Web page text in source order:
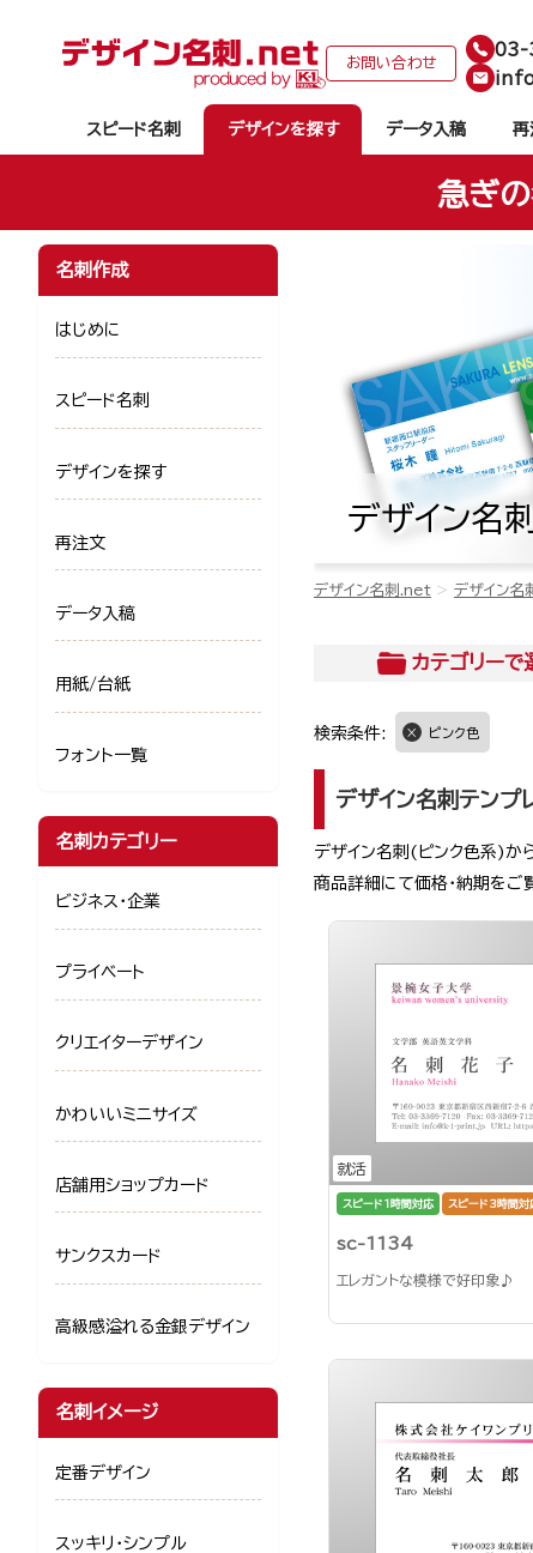
お問い合わせ
03-
スピード名刺 デザインを探す データ入稿 再
急ぎ
デザイン名
デザイン名刺.net デザイン名
カテゴリーで
検索条件: ピンク色
デザイン名刺テンプ
デザイン名刺(ピンク色系)か
商品詳細にて価格・納期をご
就活
スピード1時間対応 スピード3時間対
sc-1134
エレガントな模様で好印象♪
名刺作成
はじめに
スピード名刺
デザインを探す
再注文
データ入稿
用紙/台紙
フォント一覧
名刺カテゴリー
ビジネス・企業
プライベート
クリエイターデザイン
かわいいミニサイズ
店舗用ショップカード
サンクスカード
高級感溢れる金銀デザイン
名刺イメージ
定番デザイン
スッキリ・シンプル